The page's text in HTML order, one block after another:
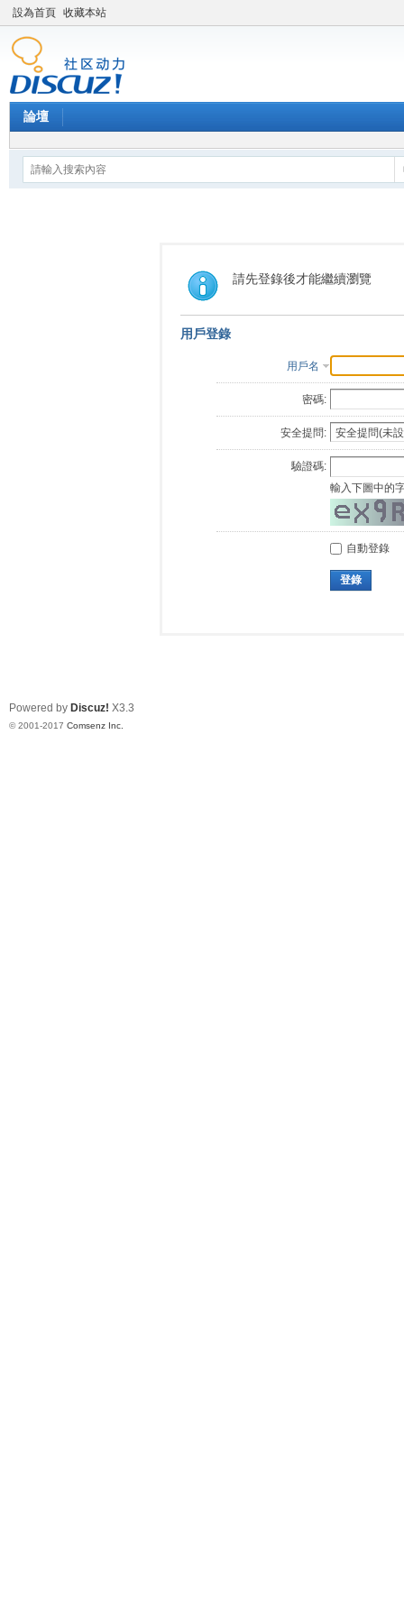
設為首頁 收藏本站
論壇
請先登錄後才能繼續瀏覽
用戶登錄
用戶名
密碼:
安全提問:
驗證碼:
輸入下圖中的
自動登錄
登錄
Powered by Discuz! X3.3
© 2001-2017 Comsenz Inc.